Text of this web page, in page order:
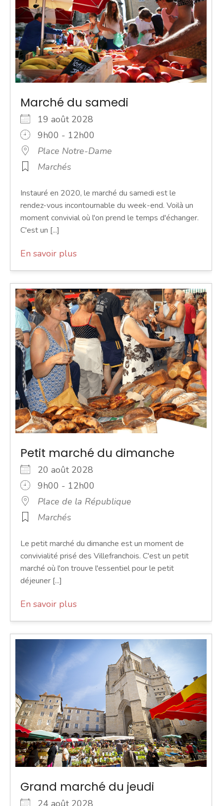
Marché du samedi
19 août 2028
9h00 - 12h00
Place Notre-Dame
Marchés
Instauré en 2020, le marché du samedi est le
rendez-vous incontournable du week-end. Voilà un
moment convivial où l'on prend le temps d'échanger.
C'est un [...]
En savoir plus
Petit marché du dimanche
20 août 2028
9h00 - 12h00
Place de la République
Marchés
Le petit marché du dimanche est un moment de
convivialité prisé des Villefranchois. C'est un petit
marché où l'on trouve l'essentiel pour le petit
déjeuner [...]
En savoir plus
Grand marché du jeudi